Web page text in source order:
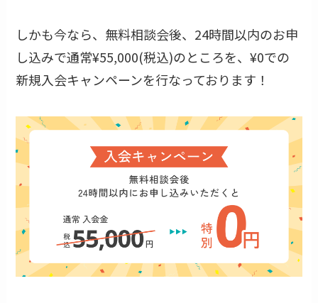
しかも今なら、無料相談会後、24時間以内のお申
し込みで通常¥55,000(税込)のところを、¥0での
新規入会キャンペーンを行なっております！